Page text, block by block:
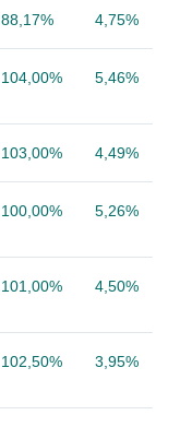
88,17% 4,75%
104,00% 5,46%
103,00% 4,49%
100,00% 5,26%
101,00% 4,50%
102,50% 3,95%